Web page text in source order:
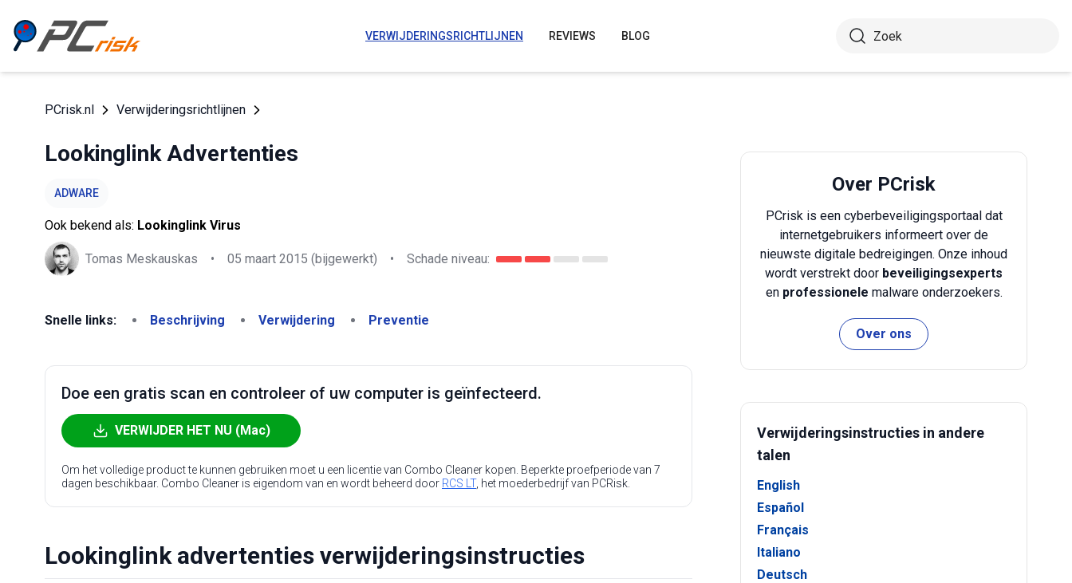
VERWIJDERINGSRICHTLIJNEN REVIEWS BLOG
PCrisk.nl Verwijderingsrichtlijnen
Lookinglink Advertenties
ADWARE
Ook bekend als: Lookinglink Virus
Tomas Meskauskas • 05 maart 2015 (bijgewerkt) • Schade niveau:
Snelle links: Beschrijving Verwijdering Preventie
Doe een gratis scan en controleer of uw computer is geïnfecteerd.
VERWIJDER HET NU (Mac)
Om het volledige product te kunnen gebruiken moet u een licentie van Combo Cleaner kopen. Beperkte proefperiode van 7
dagen beschikbaar. Combo Cleaner is eigendom van en wordt beheerd door RCS LT, het moederbedrijf van PCRisk.
Lookinglink advertenties verwijderingsinstructies
Over PCrisk
PCrisk is een cyberbeveiligingsportaal dat
internetgebruikers informeert over de
nieuwste digitale bedreigingen. Onze inhoud
wordt verstrekt door beveiligingsexperts
en professionele malware onderzoekers.
Over ons
Verwijderingsinstructies in andere
talen
English
Español
Français
Italiano
Deutsch